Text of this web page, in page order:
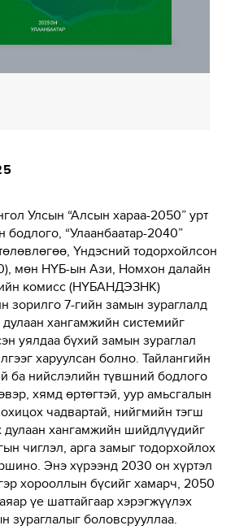
Улсын “Алсын хараа-2050” урт
бодлого, “Улаанбаатар-2040”
Үндэсний тодорхойлсон
мөн НҮБ-ын Ази, Номхон далайн
комисс (НҮБАНДЭЗНК)
зорилго 7-гийн замын зураглалд
дулаан хангамжийн системийг
уялдаа бүхий замын зураглал
харуулсан болно. Тайлангийн
ба нийслэлийн түвшний бодлого
хямд өртөгтэй, уур амьсгалын
чадвартай, нийгмийн тэгш
дулаан хангамжийн шийдлүүдийг
чиглэл, арга замыг тодорхойлох
Энэ хүрээнд 2030 он хүртэл
хорооллын бүсийг хамарч, 2050
үе шаттайгаар хэрэгжүүлэх
зураглалыг боловсрууллаа.